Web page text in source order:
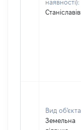
наявності):
Вид
Земельна